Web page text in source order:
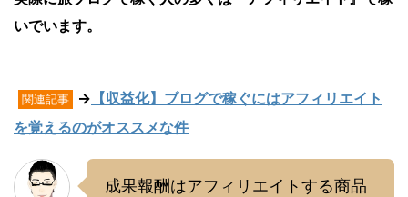
いでいます。
関連記事 → 【収益化】ブログで稼ぐにはアフィリエイト
を覚えるのがオススメな件
成果報酬はアフィリエイトする商品